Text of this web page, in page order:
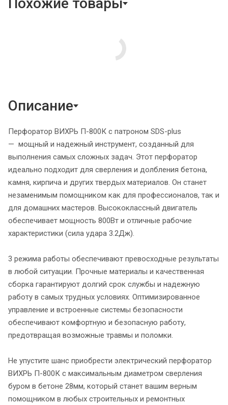
Описание
Перфоратор ВИХРЬ П-800К с патроном SDS-plus
— мощный и надежный инструмент, созданный для
выполнения самых сложных задач. Этот перфоратор
идеально подходит для сверления и долбления бетона,
камня, кирпича и других твердых материалов. Он станет
незаменимым помощником как для профессионалов, так и
для домашних мастеров. Высококлассный двигатель
обеспечивает мощность 800Вт и отличные рабочие
характеристики (сила удара 3.2Дж).
3 режима работы обеспечивают превосходные результаты
в любой ситуации. Прочные материалы и качественная
сборка гарантируют долгий срок службы и надежную
работу в самых трудных условиях. Оптимизированное
управление и встроенные системы безопасности
обеспечивают комфортную и безопасную работу,
предотвращая возможные травмы и поломки.
Не упустите шанс приобрести электрический перфоратор
ВИХРЬ П-800К с максимальным диаметром сверления
буром в бетоне 28мм, который станет вашим верным
помощником в любых строительных и ремонтных